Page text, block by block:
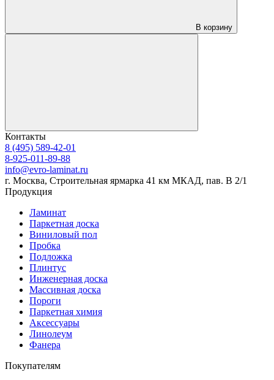
В корзину
Контакты
8 (495) 589-42-01
8-925-011-89-88
info@evro-laminat.ru
г. Москва, Строительная ярмарка 41 км МКАД, пав. В 2/1
Продукция
Ламинат
Паркетная доска
Виниловый пол
Пробка
Подложка
Плинтус
Инженерная доска
Массивная доска
Пороги
Паркетная химия
Аксессуары
Линолеум
Фанера
Покупателям